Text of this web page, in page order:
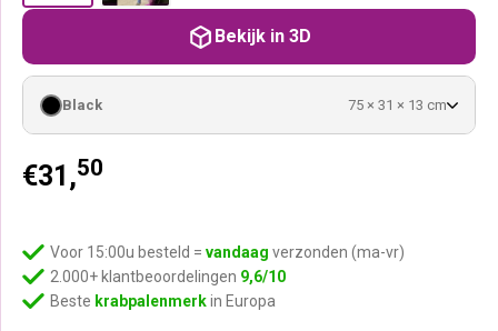
€31,50
Black 75 × 31 × 13 cm
Voor 15:00u besteld = vandaag verzonden (ma-vr)
2.000+ klantbeoordelingen 9,6/10
Beste krabpalenmerkin Europa
Bekijk in 3D